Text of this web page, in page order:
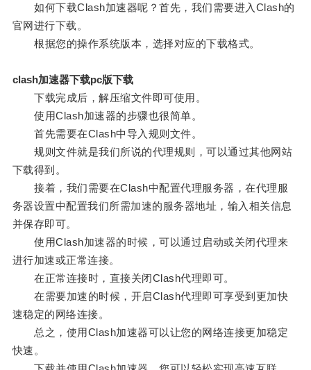
如何下载Clash加速器呢？首先，我们需要进入Clash的
官网进行下载。
根据您的操作系统版本，选择对应的下载格式。
clash加速器下载pc版下载
下载完成后，解压缩文件即可使用。
使用Clash加速器的步骤也很简单。
首先需要在Clash中导入规则文件。
规则文件就是我们所说的代理规则，可以通过其他网站
下载得到。
接着，我们需要在Clash中配置代理服务器，在代理服
务器设置中配置我们所需加速的服务器地址，输入相关信息
并保存即可。
使用Clash加速器的时候，可以通过启动或关闭代理来
进行加速或正常连接。
在正常连接时，直接关闭Clash代理即可。
在需要加速的时候，开启Clash代理即可享受到更加快
速稳定的网络连接。
总之，使用Clash加速器可以让您的网络连接更加稳定
快速。